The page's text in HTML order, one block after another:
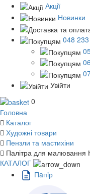
Акції
Новинки
048
Увійти
0
Головна
Каталог
Художні товари
Пензли та мастихіни
Палітра для малювання
КАТАЛОГ
Пaпiр